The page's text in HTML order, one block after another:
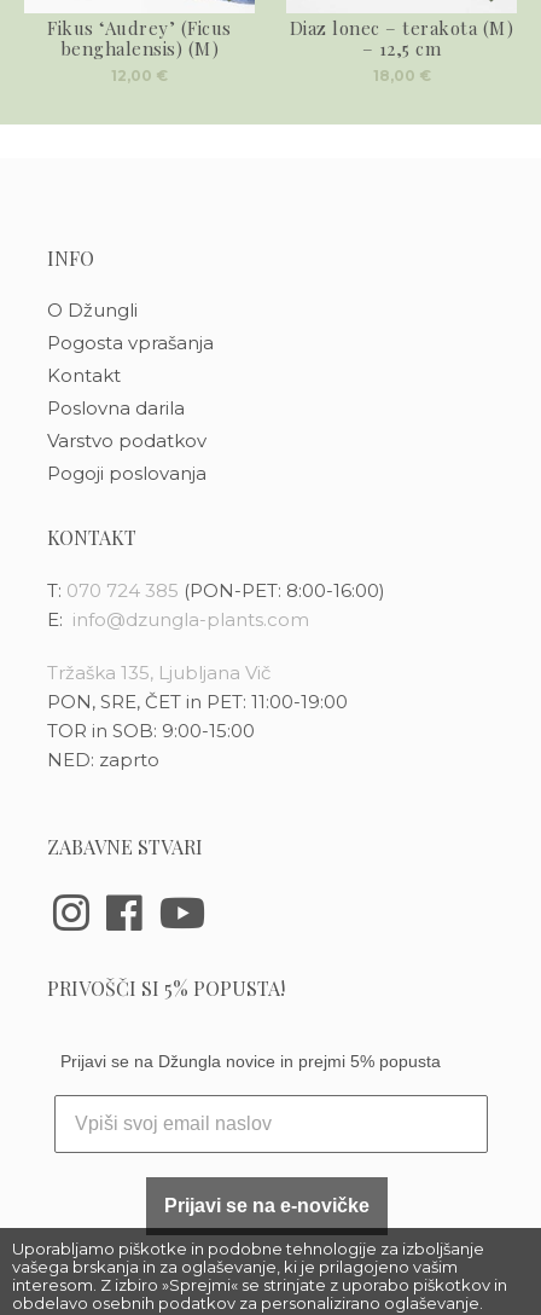
Uporabljamo piškotke in podobne tehnologije za izboljšanje
vašega brskanja in za oglaševanje, ki je prilagojeno vašim
interesom. Z izbiro »Sprejmi« se strinjate z uporabo piškotkov in
obdelavo osebnih podatkov za personalizirano oglaševanje.
Fikus ‘Audrey’ (Ficus
benghalensis) (M)
12,00 €
Diaz lonec – terakota (M)
– 12,5 cm
18,00 €
INFO
O Džungli
Pogosta vprašanja
Kontakt
Poslovna darila
Varstvo podatkov
Pogoji poslovanja
KONTAKT
T: 070 724 385 (PON-PET: 8:00-16:00)
E: info@dzungla-plants.com
Tržaška 135, Ljubljana Vič
PON, SRE, ČET in PET: 11:00-19:00
TOR in SOB: 9:00-15:00
NED: zaprto
ZABAVNE STVARI
PRIVOŠČI SI 5% POPUSTA!
Prijavi se na Džungla novice in prejmi 5% popusta
Prijavi se na e-novičke